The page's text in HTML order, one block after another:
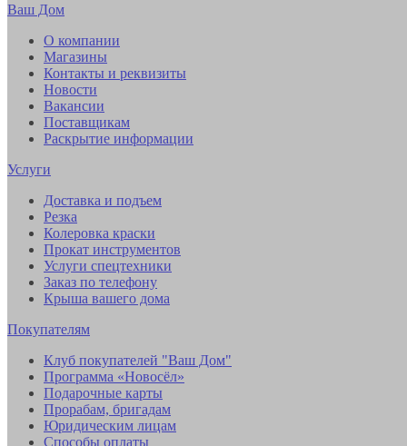
Ваш Дом
О компании
Магазины
Контакты и реквизиты
Новости
Вакансии
Поставщикам
Раскрытие информации
Услуги
Доставка и подъем
Резка
Колеровка краски
Прокат инструментов
Услуги спецтехники
Заказ по телефону
Крыша вашего дома
Покупателям
Клуб покупателей "Ваш Дом"
Программа «Новосёл»
Подарочные карты
Прорабам, бригадам
Юридическим лицам
Способы оплаты